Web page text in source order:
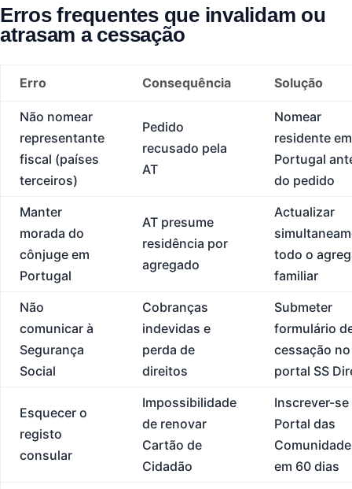
Erros frequentes que invalidam ou
atrasam a cessação
Erro Consequência Solução
Não nomear
representante
fiscal (países
terceiros)
Pedido
recusado pela
AT
Nomear
residente em
Portugal
do pedido
Manter
morada do
cônjuge em
Portugal
AT presume
residência por
agregado
Actualizar
todo o
familiar
Não
comunicar à
Segurança
Social
Cobranças
indevidas e
perda de
direitos
Submeter
formulário
cessação no
portal SS
Esquecer o
registo
consular
Impossibilidade
de renovar
Cartão de
Cidadão
Inscrever-se
Portal das
em 60 dias